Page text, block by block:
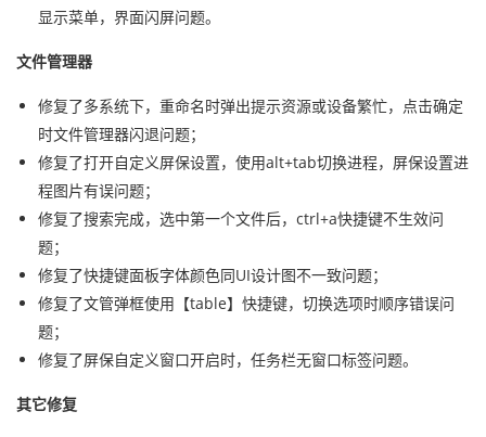
显示菜单，界面闪屏问题。
文件管理器
修复了多系统下，重命名时弹出提示资源或设备繁忙，点击确定
时文件管理器闪退问题；
修复了打开自定义屏保设置，使用alt+tab切换进程，屏保设置进
程图片有误问题；
修复了搜索完成，选中第一个文件后，ctrl+a快捷键不生效问
题；
修复了快捷键面板字体颜色同UI设计图不一致问题；
修复了文管弹框使用【table】快捷键，切换选项时顺序错误问
题；
修复了屏保自定义窗口开启时，任务栏无窗口标签问题。
其它修复